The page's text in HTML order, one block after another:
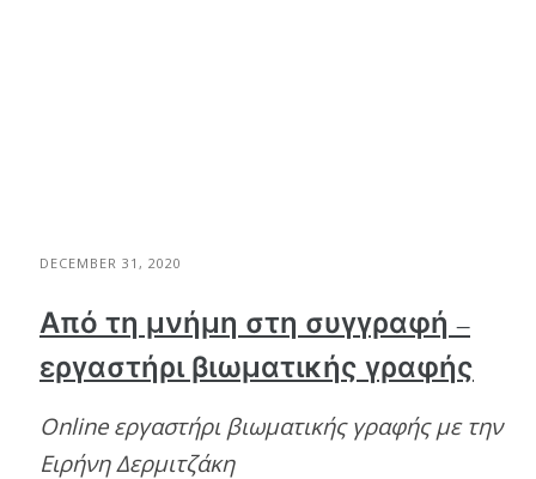
DECEMBER 31, 2020
Από τη μνήμη στη συγγραφή –
εργαστήρι βιωματικής γραφής
Online εργαστήρι βιωματικής γραφής με την
Ειρήνη Δερμιτζάκη